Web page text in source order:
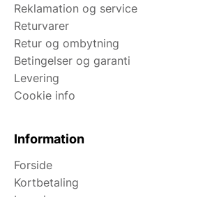
Reklamation og service
Returvarer
Retur og ombytning
Betingelser og garanti
Levering
Cookie info
Information
Forside
Kortbetaling